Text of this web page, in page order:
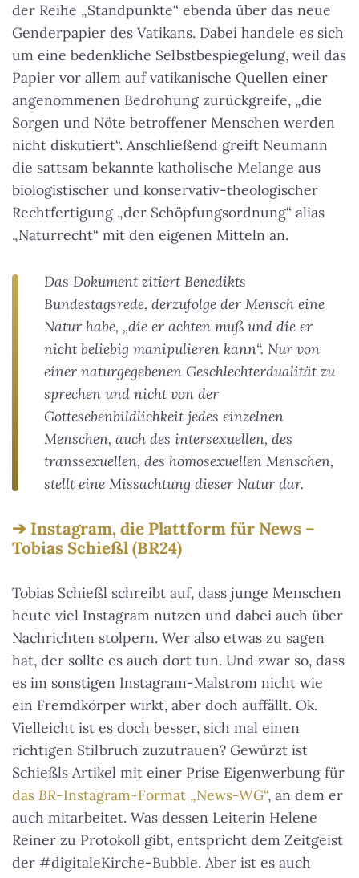
der Reihe „Standpunkte“ ebenda über das neue
Genderpapier des Vatikans. Dabei handele es sich
um eine bedenkliche Selbstbespiegelung, weil das
Papier vor allem auf vatikanische Quellen einer
angenommenen Bedrohung zurückgreife, „die
Sorgen und Nöte betroffener Menschen werden
nicht diskutiert“. Anschließend greift Neumann
die sattsam bekannte katholische Melange aus
biologistischer und konservativ-theologischer
Rechtfertigung „der Schöpfungsordnung“ alias
„Naturrecht“ mit den eigenen Mitteln an.
Das Dokument zitiert Benedikts
Bundestagsrede, derzufolge der Mensch eine
Natur habe, „die er achten muß und die er
nicht beliebig manipulieren kann“. Nur von
einer naturgegebenen Geschlechterdualität zu
sprechen und nicht von der
Gottesebenbildlichkeit jedes einzelnen
Menschen, auch des intersexuellen, des
transsexuellen, des homosexuellen Menschen,
stellt eine Missachtung dieser Natur dar.
Instagram, die Plattform für News –
Tobias Schießl (BR24)
Tobias Schießl schreibt auf, dass junge Menschen
heute viel Instagram nutzen und dabei auch über
Nachrichten stolpern. Wer also etwas zu sagen
hat, der sollte es auch dort tun. Und zwar so, dass
es im sonstigen Instagram-Malstrom nicht wie
ein Fremdkörper wirkt, aber doch auffällt. Ok.
Vielleicht ist es doch besser, sich mal einen
richtigen Stilbruch zuzutrauen? Gewürzt ist
Schießls Artikel mit einer Prise Eigenwerbung für
das BR-Instagram-Format „News-WG“, an dem er
auch mitarbeitet. Was dessen Leiterin Helene
Reiner zu Protokoll gibt, entspricht dem Zeitgeist
der #digitaleKirche-Bubble. Aber ist es auch